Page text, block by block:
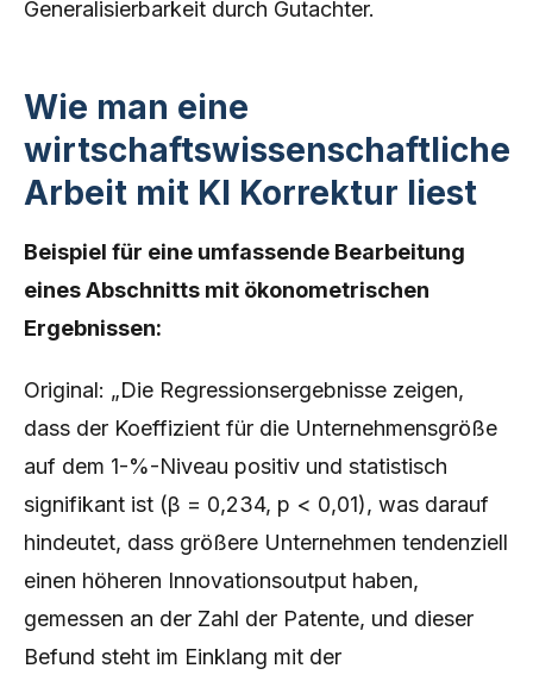
Generalisierbarkeit durch Gutachter.
Wie man eine
wirtschaftswissenschaftliche
Arbeit mit KI Korrektur liest
Beispiel für eine umfassende Bearbeitung
eines Abschnitts mit ökonometrischen
Ergebnissen:
Original: „Die Regressionsergebnisse zeigen,
dass der Koeffizient für die Unternehmensgröße
auf dem 1-%-Niveau positiv und statistisch
signifikant ist (β = 0,234, p < 0,01), was darauf
hindeutet, dass größere Unternehmen tendenziell
einen höheren Innovationsoutput haben,
gemessen an der Zahl der Patente, und dieser
Befund steht im Einklang mit der